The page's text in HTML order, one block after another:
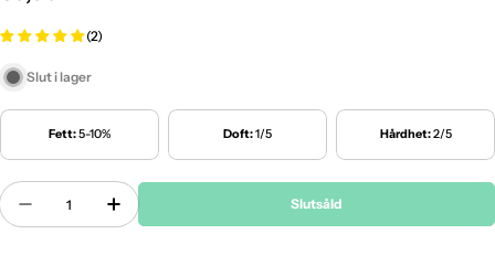
(2)
Slut i lager
Fett:5-10% Doft:1/5 Hårdhet:2/5
Antal
Minska Antal För Kerotugg - Renrulle Fylld Med
Öka Antal För Kerotugg - Renrulle Fylld
Slutsåld